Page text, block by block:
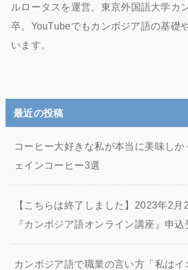
ルロータスを運営。東京外国語大学カ
卒。YouTubeでもカンボジア語の基礎
います。
最近の投稿
コーヒー大好きな私が本当に美味しか
ェインコーヒー3選
【こちらは終了しました】2023年2月
『カンボジア語オンライン講座』申込
カンボジア語で職業の言い方「私は